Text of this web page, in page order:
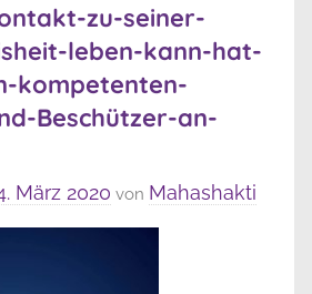
zu-seiner-
leben-kann-hat-
kompetenten-
Beschützer-an-
März 2020 von Mahashakti